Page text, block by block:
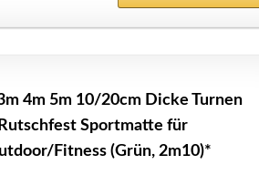
4m 5m 10/20cm Dicke Turnen
Sportmatte für
Fitness (Grün, 2m10)*